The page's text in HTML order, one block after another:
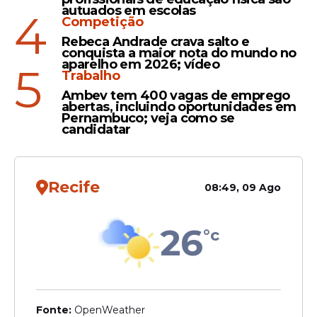
que assolam o Rio Grande do Sul.
Os casos resultaram em prisões em
diferentes abrigos e em datas distintas,
conforme comunicado pela Polícia Civil ao
UOL.
autuados em escolas
4
Competição
Rebeca Andrade crava salto e
conquista a maior nota do mundo no
aparelho em 2026; vídeo
5
Trabalho
Ambev tem 400 vagas de emprego
abertas, incluindo oportunidades em
Pernambuco; veja como se
candidatar
Recife 08:49, 09 Ago
26°c
Fonte: OpenWeather